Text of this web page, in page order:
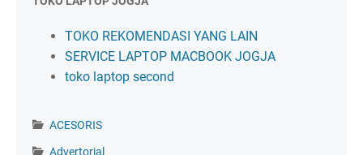
TOKO REKOMENDASI YANG LAIN
SERVICE LAPTOP MACBOOK JOGJA
toko laptop second
ACESORIS
Advertorial